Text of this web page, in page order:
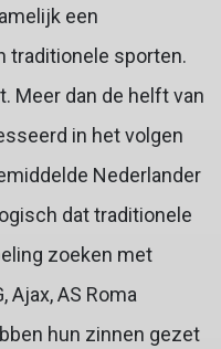
een
traditionele sporten.
Meer dan de helft van
in het volgen
Nederlander
dat traditionele
zoeken met
Ajax, AS Roma
hun zinnen gezet